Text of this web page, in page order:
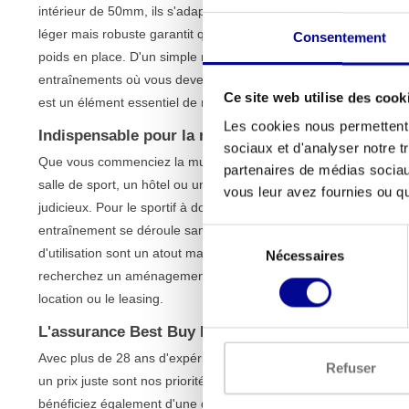
Consentement
Ce site web utilise des
Les cookies nous
sociaux et d'analyser notre
partenaires de médias
vous leur avez fournies ou
Sélection
du
consentement
Nécessaires
Refuser
intérieur de 50mm, ils s'adaptent parfaitement à toutes les
léger mais robuste garantit que les colliers n'endommageront
poids en place. D'un simple mouvement de clic, vous les fixez
entraînements où vous devez changer rapidement de poids,
est un élément essentiel de notre collection depoids et barres.
Indispensable pour la maison et la salle de sport
Que vous commenciez la musculation chez vous ou que vous
salle de sport, un hôtel ou un cabinet de physiothérapie, ces
judicieux. Pour le sportif à domicile, ils offrent la sécurité et la
entraînement se déroule sans accroc. Pour les environnements
d'utilisation sont un atout majeur ; ils peuvent supporter sans
recherchez un aménagement complet ? Alors consultez nos
location ou le leasing.
L'assurance Best Buy Fitness
Avec plus de 28 ans d'expérience, nous savons exactement ce
un prix juste sont nos priorités, des plus grandes machines aux
bénéficiez également d'une garantie standard d'un an sur ce